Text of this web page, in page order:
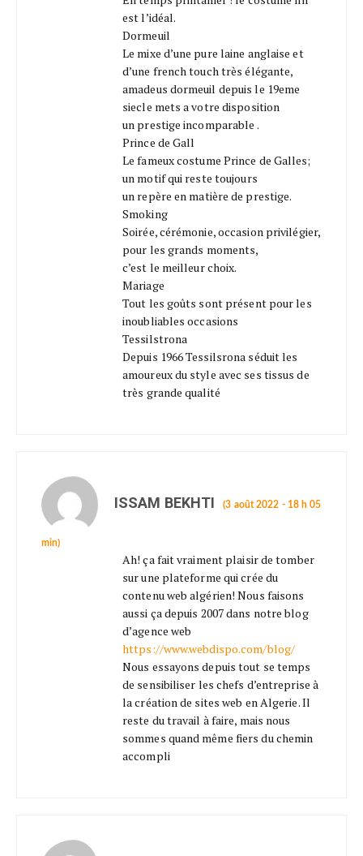
est l’idéal.
Dormeuil
Le mixe d’une pure laine anglaise et
d’une french touch très élégante,
amadeus dormeuil depuis le 19eme
siecle mets a votre disposition
un prestige incomparable .
Prince de Gall
Le fameux costume Prince de Galles;
un motif qui reste toujours
un repère en matière de prestige.
Smoking
Soirée, cérémonie, occasion privilégier,
pour les grands moments,
c’est le meilleur choix.
Mariage
Tout les goûts sont présent pour les
inoubliables occasions
Tessilstrona
Depuis 1966 Tessilsrona séduit les
amoureux du style avec ses tissus de
très grande qualité
ISSAM BEKHTI (3 août 2022 - 18 h 05
min)
Ah! ça fait vraiment plaisir de tomber
sur une plateforme qui crée du
contenu web algérien! Nous faisons
aussi ça depuis 2007 dans notre blog
d’agence web
https://www.webdispo.com/blog/
Nous essayons depuis tout se temps
de sensibiliser les chefs d’entreprise à
la création de sites web en Algerie. Il
reste du travail à faire, mais nous
sommes quand même fiers du chemin
accompli